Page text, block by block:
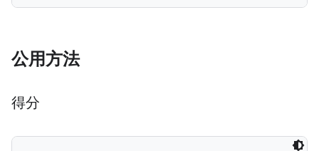
公用方法
得分